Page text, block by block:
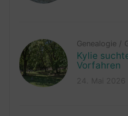
Genealogie /
Kylie
Vorfahren